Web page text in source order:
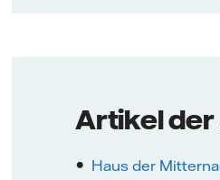
Artikel der
Haus der